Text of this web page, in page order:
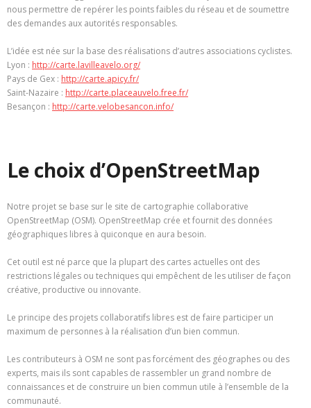
nous permettre de repérer les points faibles du réseau et de soumettre
des demandes aux autorités responsables.
L’idée est née sur la base des réalisations d’autres associations cyclistes.
Lyon : http://carte.lavilleavelo.org/
Pays de Gex : http://carte.apicy.fr/
Saint-Nazaire : http://carte.placeauvelo.free.fr/
Besançon : http://carte.velobesancon.info/
Le choix d’OpenStreetMap
Notre projet se base sur le site de cartographie collaborative
OpenStreetMap (OSM). OpenStreetMap crée et fournit des données
géographiques libres à quiconque en aura besoin.
Cet outil est né parce que la plupart des cartes actuelles ont des
restrictions légales ou techniques qui empêchent de les utiliser de façon
créative, productive ou innovante.
Le principe des projets collaboratifs libres est de faire participer un
maximum de personnes à la réalisation d’un bien commun.
Les contributeurs à OSM ne sont pas forcément des géographes ou des
experts, mais ils sont capables de rassembler un grand nombre de
connaissances et de construire un bien commun utile à l’ensemble de la
communauté.